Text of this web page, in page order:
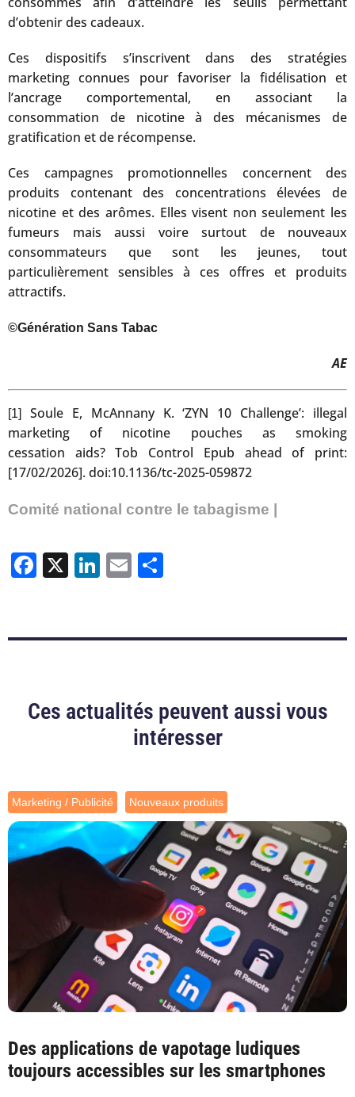
d’obtenir des cadeaux.
Ces dispositifs s’inscrivent dans des stratégies
marketing connues pour favoriser la fidélisation et
l’ancrage comportemental, en associant la
consommation de nicotine à des mécanismes de
gratification et de récompense.
Ces campagnes promotionnelles concernent des
produits contenant des concentrations élevées de
nicotine et des arômes. Elles visent non seulement les
fumeurs mais aussi voire surtout de nouveaux
consommateurs que sont les jeunes, tout
particulièrement sensibles à ces offres et produits
attractifs.
©Génération Sans Tabac
AE
[1]
Soule E, McAnnany K. ‘ZYN 10 Challenge’: illegal
marketing of nicotine pouches as smoking
cessation aids? Tob Control Epub ahead of print:
[17/02/2026]. doi:10.1136/tc-2025-059872
Comité national contre le tabagisme |
Facebook
X LinkedIn
Email
Ces actualités peuvent aussi vous
intéresser
Marketing / Publicité Nouveaux produits
Des applications de vapotage ludiques
toujours accessibles sur les smartphones